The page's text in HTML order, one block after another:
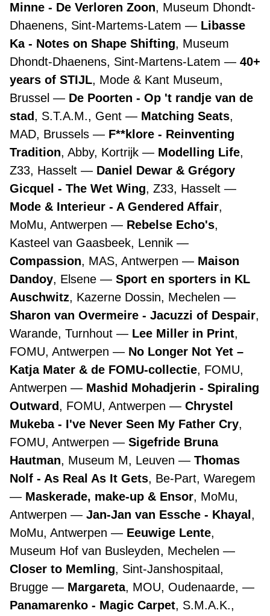
Minne - De Verloren Zoon, Museum Dhondt-
Dhaenens, Sint-Martems-Latem
Libasse
Ka - Notes on Shape Shifting, Museum
Dhondt-Dhaenens, Sint-Martens-Latem
40+
years of STIJL, Mode & Kant Museum,
Brussel
De Poorten - Op 't randje van de
stad, S.T.A.M., Gent Matching Seats,
MAD, Brussels
F**klore - Reinventing
Tradition, Abby, Kortrijk Modelling Life,
Z33, Hasselt
Daniel Dewar & Grégory
Gicquel - The Wet Wing, Z33, Hasselt
Mode & Interieur - A Gendered Affair,
MoMu, Antwerpen
Rebelse Echo's,
Kasteel van Gaasbeek, Lennik
Compassion, MAS, Antwerpen
Maison
Dandoy, Elsene
Sport en sporters in KL
Auschwitz, Kazerne Dossin, Mechelen
Sharon van Overmeire - Jacuzzi of Despair,
Warande, Turnhout
Lee Miller in Print,
FOMU, Antwerpen
No Longer Not Yet –
Katja Mater & de FOMU-collectie, FOMU,
Antwerpen
Mashid Mohadjerin - Spiraling
Outward, FOMU, Antwerpen
Chrystel
Mukeba - I've Never Seen My Father Cry,
FOMU, Antwerpen
Sigefride Bruna
Hautman, Museum M, Leuven
Thomas
Nolf - As Real As It Gets, Be-Part, Waregem
Maskerade, make-up & Ensor, MoMu,
Antwerpen
Jan-Jan van Essche - Khayal ,
MoMu, Antwerpen
Eeuwige Lente,
Museum Hof van Busleyden, Mechelen
Closer to Memling, Sint-Janshospitaal,
Brugge
Margareta, MOU, Oudenaarde,
Panamarenko - Magic Carpet, S.M.A.K.,